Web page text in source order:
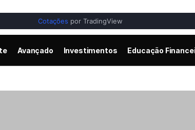
Cotações por TradingView
Avançado Investimentos Educação